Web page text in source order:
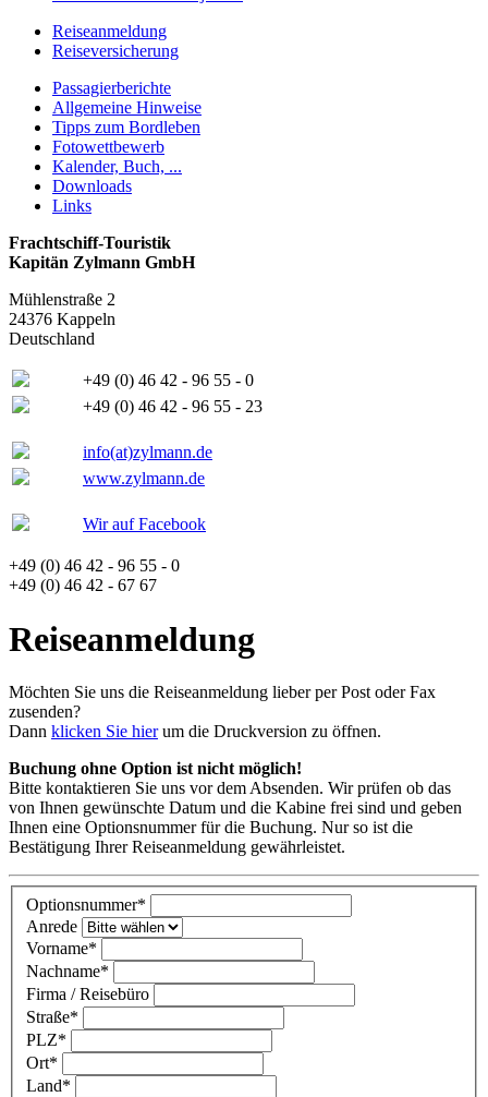
Reiseanmeldung
Reiseversicherung
Passagierberichte
Allgemeine Hinweise
Tipps zum Bordleben
Fotowettbewerb
Kalender, Buch, ...
Downloads
Links
Frachtschiff-Touristik
Kapitän Zylmann GmbH
Mühlenstraße 2
24376 Kappeln
Deutschland
+49 (0) 46 42 - 96 55 - 0
+49 (0) 46 42 - 96 55 - 23
info(at)zylmann.de
www.zylmann.de
Wir auf Facebook
+49 (0) 46 42 - 96 55 - 0
+49 (0) 46 42 - 67 67
Reiseanmeldung
Möchten Sie uns die Reiseanmeldung lieber per Post oder Fax
zusenden?
Dann klicken Sie hierum die Druckversion zu öffnen.
Buchung ohne Option ist nicht möglich!
Bitte kontaktieren Sie uns vor dem Absenden. Wir prüfen ob das
von Ihnen gewünschte Datum und die Kabine frei sind und geben
Ihnen eine Optionsnummer für die Buchung. Nur so ist die
Bestätigung Ihrer Reiseanmeldung gewährleistet.
Optionsnummer*
Anrede
Vorname*
Nachname*
Firma / Reisebüro
Straße*
PLZ*
Ort*
Land*